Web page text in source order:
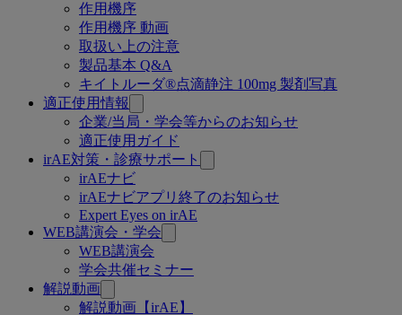
作用機序
作用機序 動画
取扱い上の注意
製品基本 Q&A
キイトルーダ®点滴静注 100mg 製剤写真
適正使用情報
企業/当局・学会等からのお知らせ
適正使用ガイド
irAE対策・診療サポート
irAEナビ
irAEナビアプリ終了のお知らせ
Expert Eyes on irAE
WEB講演会・学会
WEB講演会
学会共催セミナー
解説動画
解説動画【irAE】